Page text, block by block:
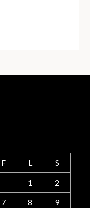
F L S
1 2
7 8 9